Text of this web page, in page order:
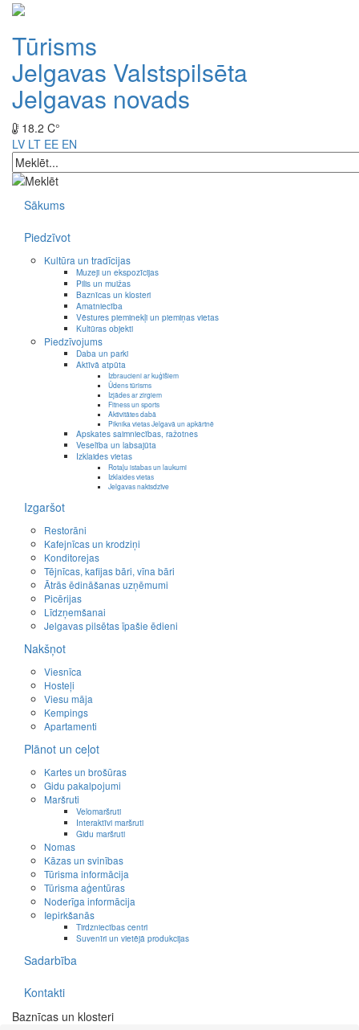
Tūrisms
Jelgavas Valstspilsēta
Jelgavas novads
18.2 C°
LV LT EE EN
Sākums
Piedzīvot
Kultūra un tradīcijas
Muzeji un ekspozīcijas
Pilis un muižas
Baznīcas un klosteri
Amatniecība
Vēstures pieminekļi un piemiņas vietas
Kultūras objekti
Piedzīvojums
Daba un parki
Aktīvā atpūta
Izbraucieni ar kuģīšiem
Ūdens tūrisms
Izjādes ar zirgiem
Fitness un sports
Aktivitātes dabā
Piknika vietas Jelgavā un apkārtnē
Apskates saimniecības, ražotnes
Veselība un labsajūta
Izklaides vietas
Rotaļu istabas un laukumi
Izklaides vietas
Jelgavas naktsdzīve
Izgaršot
Restorāni
Kafejnīcas un krodziņi
Konditorejas
Tējnīcas, kafijas bāri, vīna bāri
Ātrās ēdināšanas uzņēmumi
Picērijas
Līdzņemšanai
Jelgavas pilsētas īpašie ēdieni
Nakšņot
Viesnīca
Hosteļi
Viesu māja
Kempings
Apartamenti
Plānot un ceļot
Kartes un brošūras
Gidu pakalpojumi
Maršruti
Velomaršruti
Interaktīvi maršruti
Gidu maršruti
Nomas
Kāzas un svinības
Tūrisma informācija
Tūrisma aģentūras
Noderīga informācija
Iepirkšanās
Tirdzniecības centri
Suvenīri un vietējā produkcijas
Sadarbība
Kontakti
Baznīcas un klosteri